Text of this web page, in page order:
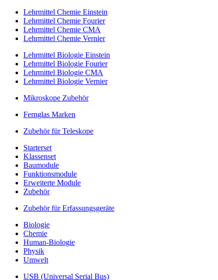
Lehrmittel Chemie Einstein
Lehrmittel Chemie Fourier
Lehrmittel Chemie CMA
Lehrmittel Chemie Vernier
Lehrmittel Biologie Einstein
Lehrmittel Biologie Fourier
Lehrmittel Biologie CMA
Lehrmittel Biologie Vernier
Mikroskope Zubehör
Fernglas Marken
Zubehör für Teleskope
Starterset
Klassenset
Baumodule
Funktionsmodule
Erweiterte Module
Zubehör
Zubehör für Erfassungsgeräte
Biologie
Chemie
Human-Biologie
Physik
Umwelt
USB (Universal Serial Bus)